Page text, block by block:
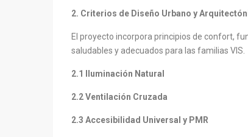
2. Criterios de Diseño Urbano y
El proyecto incorpora principios de confort,
saludables y adecuados para las familias VIS.
2.1 Iluminación Natural
2.2 Ventilación Cruzada
2.3 Accesibilidad Universal y PMR